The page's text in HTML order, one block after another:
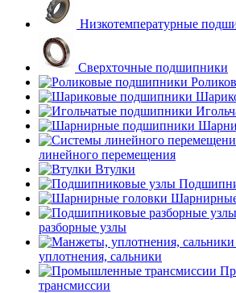
Низкотемпературные
Сверхточные подшипники
линейного перемещения
Втулки
разборные узлы
уплотнения, сальники
трансмиссии